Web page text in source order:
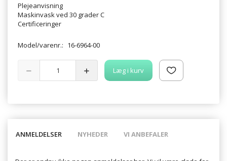
Plejeanvisning
Maskinvask ved 30 grader C
Certificeringer
Model/varenr.: 16-6964-00
Læg i kurv
ANMELDELSER NYHEDER VI ANBEFALER